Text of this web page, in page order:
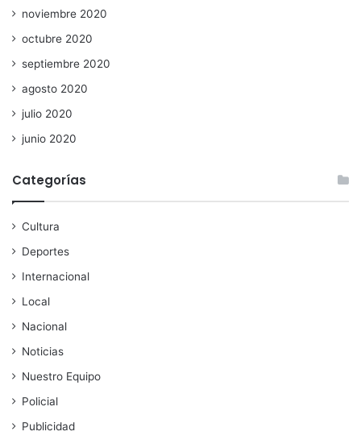
noviembre 2020
octubre 2020
septiembre 2020
agosto 2020
julio 2020
junio 2020
Categorías
Cultura
Deportes
Internacional
Local
Nacional
Noticias
Nuestro Equipo
Policial
Publicidad